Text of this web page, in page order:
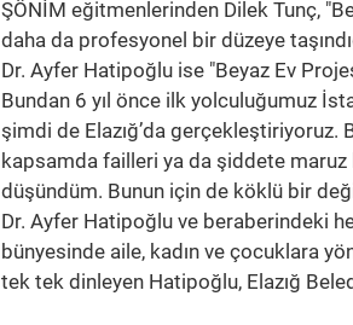
ŞÖNİM eğitmenlerinden Dilek Tunç,
daha da profesyonel bir düzeye
Dr. Ayfer Hatipoğlu ise "Beyaz Ev
Bundan 6 yıl önce ilk yolculuğumuz
şimdi de Elazığ’da gerçekleştiriyoruz.
kapsamda failleri ya da şiddete maruz
düşündüm. Bunun için de köklü bir
Dr. Ayfer Hatipoğlu ve beraberindeki
bünyesinde aile, kadın ve çocuklara
tek tek dinleyen Hatipoğlu, Elazığ